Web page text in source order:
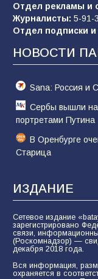
Командовал
Евгений
Отдел рекламы и
Журналисты: 5-91-
Отдел подписки и
НОВОСТИ
Sana: Россия и
Сербы вышли на
портретами Путина
В Оренбурге
Старица
ИЗДАНИЕ
Сетевое издание
зарегистрировано
связи,
(Роскомнадзор) —
декабря 2018 года.
Вся информация,
охраняется в